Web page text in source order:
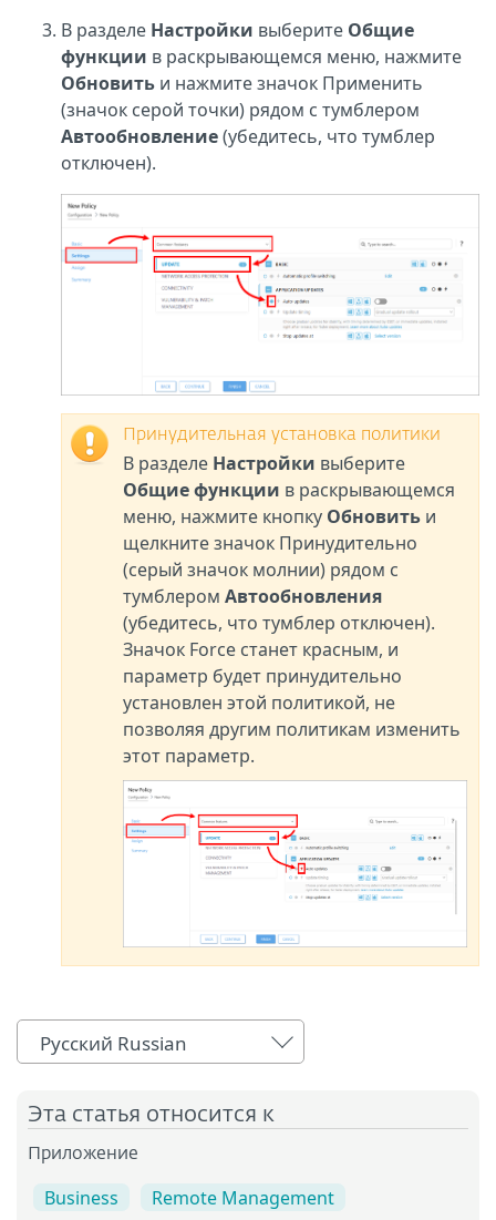
В разделе Настройки выберите Общие
функции в раскрывающемся меню, нажмите
Обновить и нажмите значок Применить
(значок серой точки) рядом с тумблером
Автообновление(убедитесь, что тумблер
отключен).
Принудительная установка политики
В разделе Настройки выберите
Общие функции в раскрывающемся
меню, нажмите кнопку Обновить и
щелкните значок Принудительно
(серый значок молнии) рядом с
тумблером Автообновления
(убедитесь, что тумблер отключен).
Значок Force станет красным, и
параметр будет принудительно
установлен этой политикой, не
позволяя другим политикам изменить
этот параметр.
Русский Russian
Эта статья относится к
Приложение
Business
Remote Management